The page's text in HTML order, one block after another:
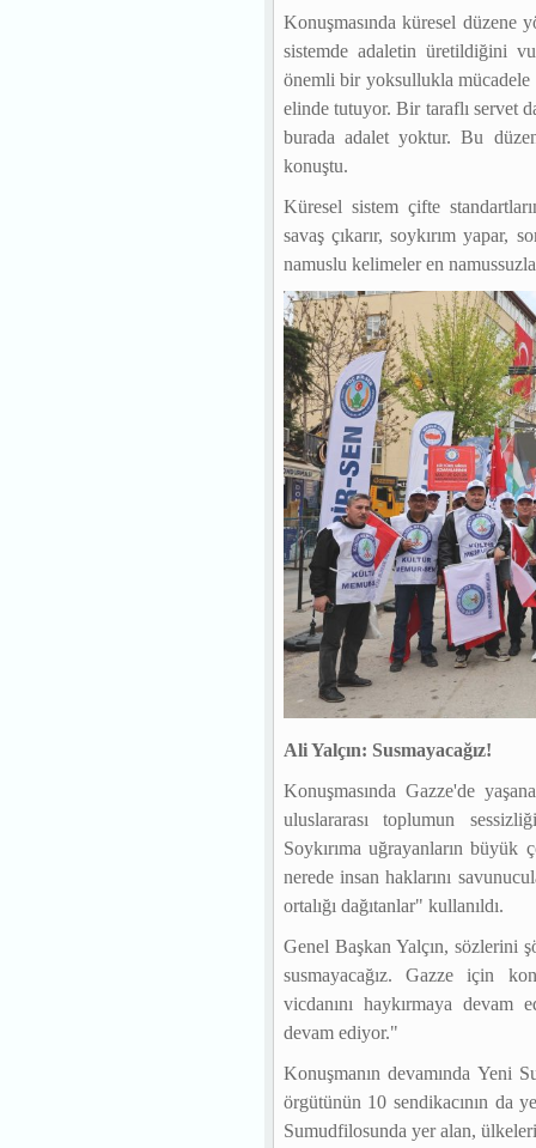
Konuşmasında küresel düzene
sistemde adaletin üretildiğini
önemli bir yoksullukla mücadele
elinde tutuyor. Bir taraflı servet
burada adalet yoktur. Bu
konuştu.
Küresel sistem çifte
savaş çıkarır, soykırım yapar,
namuslu kelimeler en
Ali Yalçın: Susmayacağız!
Konuşmasında Gazze'de
uluslararası toplumun
Soykırıma uğrayanların
nerede insan haklarını
ortalığı dağıtanlar" kullanıldı.
Genel Başkan Yalçın, sözlerini
susmayacağız. Gazze için
vicdanını haykırmaya
devam ediyor."
Konuşmanın devamında Yeni
örgütünün 10 sendikacının da
Sumudfilosunda yer alan,